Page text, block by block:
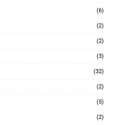
(6)
(2)
(2)
(3)
(32)
(2)
(5)
(2)